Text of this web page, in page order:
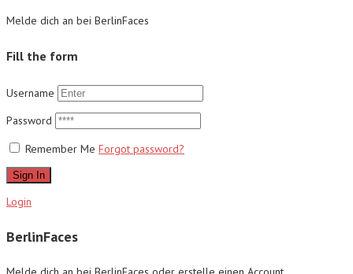
Melde dich an bei BerlinFaces
Fill the form
Username
Password
Remember Me Forgot password?
Sign In
Login
BerlinFaces